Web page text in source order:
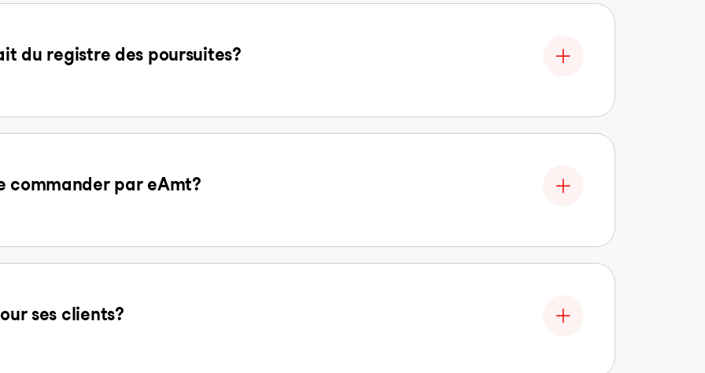
du registre des poursuites?
commander par eAmt?
ses clients?